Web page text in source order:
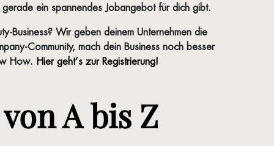
ein spannendes Jobangebot für dich gibt.
Business? Wir geben deinem Unternehmen die
Community, mach dein Business noch besser
How. Hier geht’s zur Registrierung!
A bis Z